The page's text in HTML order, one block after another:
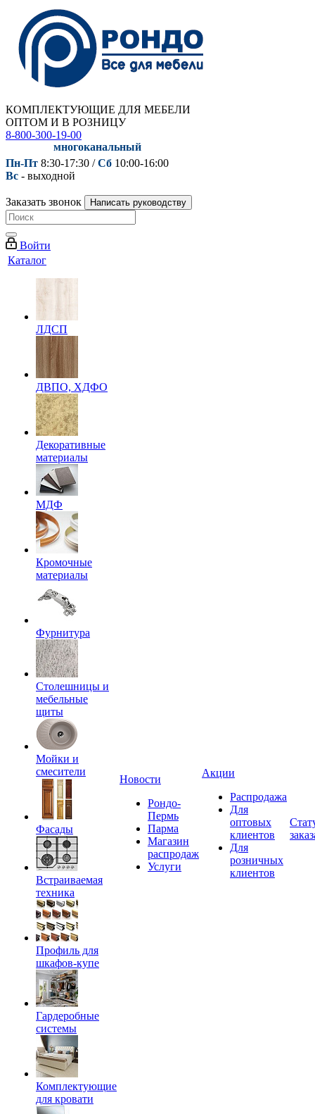
КОМПЛЕКТУЮЩИЕ ДЛЯ МЕБЕЛИ
ОПТОМ И В РОЗНИЦУ
8-800-300-19-00
многоканальный
Пн-Пт 8:30-17:30 /Сб 10:00-16:00
Вс - выходной
Заказать звонок Написать руководству
Войти
Каталог
ЛДСП
ДВПО, ХДФО
Декоративные
материалы
МДФ
Кромочные
материалы
Фурнитура
Столешницы и
мебельные
щиты
Мойки и
смесители
Фасады
Встраиваемая
техника
Профиль для
шкафов-купе
Гардеробные
системы
Комплектующие
для кровати
Новости
Рондо-
Пермь
Парма
Магазин
распродаж
Услуги
Акции
Распродажа
Для
оптовых
клиентов
Для
розничных
клиентов